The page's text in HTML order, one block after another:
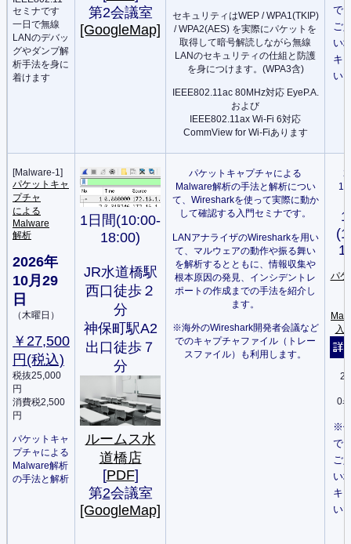
セミナです
一日で無線
LANのデバッ
グやダンプ解
析手法を身に
着けます
第2会議室
[GoogleMap]
セキュリティはWEP / WPA1(TKIP)
/ WPA2(AES) を実際にパケットを
取得して暗号解読しながら無線
LANのセキュリティの仕組と防護
を身につけます。(WPA3含)
IEEE802.11ac 80MHz対応 EyeP.A.
および
IEEE802.11ax Wi-Fi 6対応
CommView for Wi-Fiあります
で
ご
い
キ
い
[Malware-1]
パケットキャ
プチャ
による
Malware
解析
2026年
10月29
日
（木曜日）
￥27,500
円(税込)
税抜25,000
円
消費税2,500
円
パケットキャ
プチャによる
Malware解析
の手法と解析
1日間(10:00-
18:00)
JR水道橋駅
西口徒歩２
分
神保町駅A2
出口徒歩７
分
ルームス水
道橋店
[PDF]
第2会議室
[GoogleMap]
パケットキャプチャによる
Malware解析の手法と解析につい
て、Wiresharkを使って実際に動か
して確認する入門セミナです。
LANアナライザのWiresharkを用い
て、マルウェアの動作や振る舞い
を解析するとともに、情報収集や
根本原因の発見、インシデントレ
ポートの作成までの手法を紹介し
ます。
※海外のWireshark開発者会議など
でのキャプチャファイル（トレー
スファイル）も利用します。
パ
入
0
※
で
ご
い
キ
い